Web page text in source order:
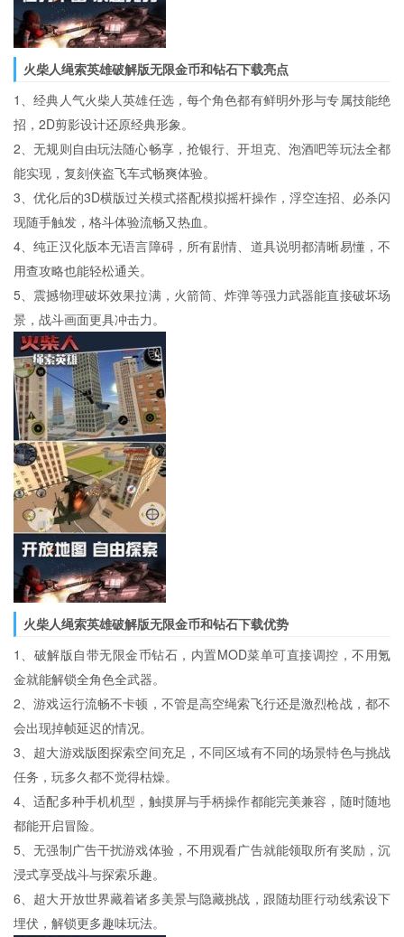
火柴人绳索英雄破解版无限金币和钻石下载亮点
1、经典人气火柴人英雄任选，每个角色都有鲜明外形与专属技能绝
招，2D剪影设计还原经典形象。
2、无规则自由玩法随心畅享，抢银行、开坦克、泡酒吧等玩法全都
能实现，复刻侠盗飞车式畅爽体验。
3、优化后的3D横版过关模式搭配模拟摇杆操作，浮空连招、必杀闪
现随手触发，格斗体验流畅又热血。
4、纯正汉化版本无语言障碍，所有剧情、道具说明都清晰易懂，不
用查攻略也能轻松通关。
5、震撼物理破坏效果拉满，火箭筒、炸弹等强力武器能直接破坏场
景，战斗画面更具冲击力。
火柴人绳索英雄破解版无限金币和钻石下载优势
1、破解版自带无限金币钻石，内置MOD菜单可直接调控，不用氪
金就能解锁全角色全武器。
2、游戏运行流畅不卡顿，不管是高空绳索飞行还是激烈枪战，都不
会出现掉帧延迟的情况。
3、超大游戏版图探索空间充足，不同区域有不同的场景特色与挑战
任务，玩多久都不觉得枯燥。
4、适配多种手机机型，触摸屏与手柄操作都能完美兼容，随时随地
都能开启冒险。
5、无强制广告干扰游戏体验，不用观看广告就能领取所有奖励，沉
浸式享受战斗与探索乐趣。
6、超大开放世界藏着诸多美景与隐藏挑战，跟随劫匪行动线索设下
埋伏，解锁更多趣味玩法。